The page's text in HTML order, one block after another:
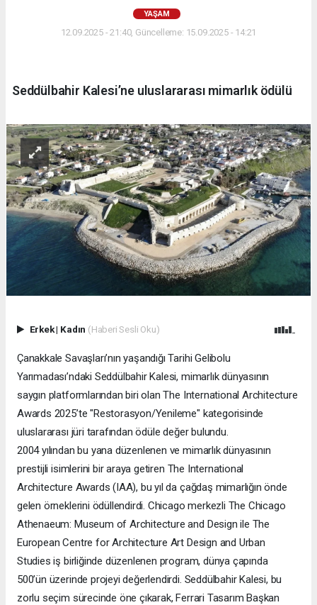
YAŞAM
12.09.2025 - 21:40, Güncelleme: 15.09.2025 - 14:21
Seddülbahir Kalesi’ne uluslararası mimarlık ödülü
Erkek| Kadın (Haberi Sesli Oku)
Çanakkale Savaşları’nın yaşandığı Tarihi Gelibolu
Yarımadası’ndaki Seddülbahir Kalesi, mimarlık dünyasının
saygın platformlarından biri olan The International Architecture
Awards 2025’te "Restorasyon/Yenileme" kategorisinde
uluslararası jüri tarafından ödüle değer bulundu.
2004 yılından bu yana düzenlenen ve mimarlık dünyasının
prestijli isimlerini bir araya getiren The International
Architecture Awards (IAA), bu yıl da çağdaş mimarlığın önde
gelen örneklerini ödüllendirdi. Chicago merkezli The Chicago
Athenaeum: Museum of Architecture and Design ile The
European Centre for Architecture Art Design and Urban
Studies iş birliğinde düzenlenen program, dünya çapında
500’ün üzerinde projeyi değerlendirdi. Seddülbahir Kalesi, bu
zorlu seçim sürecinde öne çıkarak, Ferrari Tasarım Başkan